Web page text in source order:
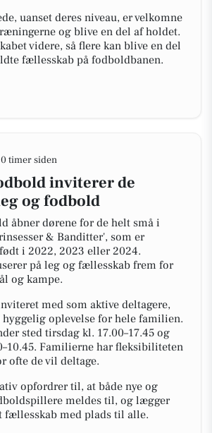
uanset deres niveau, er velkomne
og blive en del af holdet.
videre, så flere kan blive en del
fællesskab på fodboldbanen.
timer siden
inviterer de
og fodbold
åbner dørene for de helt små i
& Banditter', som er
i 2022, 2023 eller 2024.
på leg og fællesskab frem for
og kampe.
med som aktive deltagere,
hyggelig oplevelse for hele familien.
sted tirsdag kl. 17.00–17.45 og
Familierne har fleksibiliteten
ofte de vil deltage.
opfordrer til, at både nye og
meldes til, og lægger
fællesskab med plads til alle.